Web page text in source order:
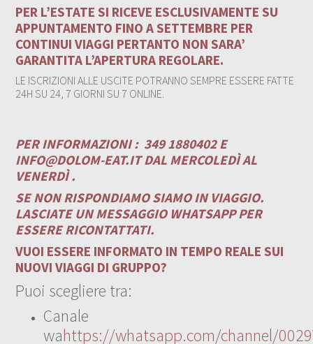
PER L’ESTATE SI RICEVE ESCLUSIVAMENTE SU
APPUNTAMENTO FINO A SETTEMBRE PER
CONTINUI VIAGGI PERTANTO NON SARA’
GARANTITA L’APERTURA REGOLARE.
LE ISCRIZIONI ALLE USCITE POTRANNO SEMPRE ESSERE FATTE
24H SU 24, 7 GIORNI SU 7 ONLINE.
PER INFORMAZIONI : 349 1880402 E
INFO@DOLOM-EAT.ITDAL MERCOLEDÌ AL
VENERDÌ .
SE NON RISPONDIAMO SIAMO IN VIAGGIO.
LASCIATE UN MESSAGGIO WHATSAPP PER
ESSERE RICONTATTATI.
VUOI ESSERE INFORMATO IN TEMPO REALE SUI
NUOVI VIAGGI DI GRUPPO?
Puoi scegliere tra:
Canale
wahttps://whatsapp.com/channel/